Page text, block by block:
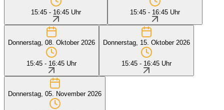
15:45 - 16:45 Uhr 15:45 - 16:45 Uhr
Donnerstag, 08. Oktober 2026
15:45 - 16:45 Uhr
Donnerstag, 15. Oktober 2026
15:45 - 16:45 Uhr
Donnerstag, 05. November 2026